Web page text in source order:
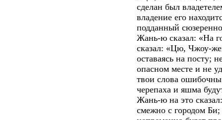
сделан был
владение его
подданный
Жань-ю сказал: «На
сказал: «Цю, Чжоу-
оставаясь на посту;
опасном месте и не
твои слова
черепаха и яшма
Жань-ю на это
смежно с городом Би;